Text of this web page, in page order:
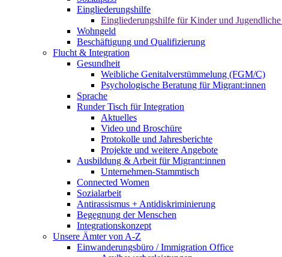
Eingliederungshilfe
Eingliederungshilfe für Kinder und
Wohngeld
Beschäftigung und Qualifizierung
Flucht & Integration
Gesundheit
Weibliche Genitalverstümmelung (FGM/C)
Psychologische Beratung für Migrant:innen
Sprache
Runder Tisch für Integration
Aktuelles
Video und Broschüre
Protokolle und Jahresberichte
Projekte und weitere Angebote
Ausbildung & Arbeit für Migrant:innen
Unternehmen-Stammtisch
Connected Women
Sozialarbeit
Antirassismus + Antidiskriminierung
Begegnung der Menschen
Integrationskonzept
Unsere Ämter von A-Z
Einwanderungsbüro / Immigration Office